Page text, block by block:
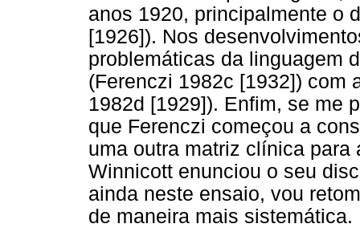
anos 1920, principalmente o
[1926]). Nos
problemáticas da linguagem
(Ferenczi 1982c [1932]) com
1982d [1929]). Enfim, se me
que Ferenczi começou a
uma outra matriz clínica
Winnicott enunciou o seu
ainda neste ensaio, vou
de maneira mais sistemática.